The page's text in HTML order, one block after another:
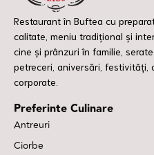
Restaurant în Buftea cu
calitate, meniu tradițional și
cine și prânzuri în familie,
petreceri, aniversări, festivități,
corporate.
Preferinte Culinare
Antreuri
Ciorbe